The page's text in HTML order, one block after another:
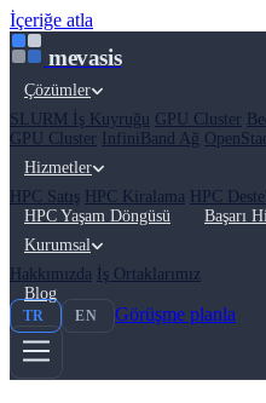
İçeriğe atla
mevasis
Çözümler
SLURM İş Kuyruğu GPU Cluster
GPU Cluster
InfiniBand Ağ
Hizmetler
HPC Satış
HPC Kiralama HPC
HPC Yaşam Döngüsü
Başarı
Kurumsal
Hakkımızda
İş Ortaklarımız
Blog
TR EN Görüşme planla